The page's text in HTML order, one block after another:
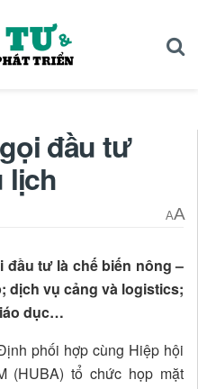
đầu tư
lịch
AA
tư là chế biến nông –
dịch vụ cảng và logistics;
dục…
phối hợp cùng Hiệp hội
(HUBA) tổ chức họp mặt